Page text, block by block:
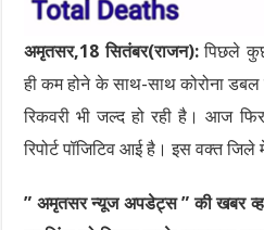
अमृतसर,18 सितंबर(राजन):पिछले कुछ
ही कम होने के साथ-साथ कोरोना डबल
रिकवरी भी जल्द हो रही है। आज
रिपोर्ट पॉजिटिव आई है। इस वक्त
” अमृतसर न्यूज अपडेट्स ” की खबर